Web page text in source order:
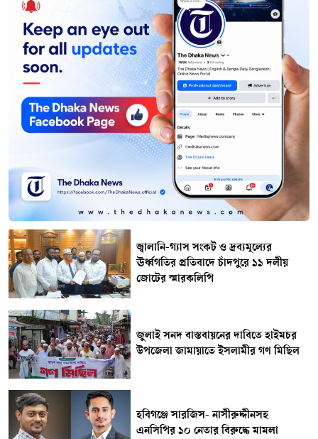
জ্বালানি-গ্যাস সংকট ও দ্রব্যমূল্যের
ঊর্ধ্বগতির প্রতিবাদে চাঁদপুরে ১১ দলীয়
জোটের স্মারকলিপি
জুলাই সনদ বাস্তবায়নের দাবিতে হাইমচর
উপজেলা জামায়াতে ইসলামীর গণ মিছিল
হবিগঞ্জে সারজিস- নাসীরুদ্দীনসহ
এনসিপির ১০ নেতার বিরুদ্ধে মামলা